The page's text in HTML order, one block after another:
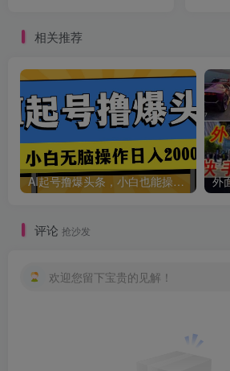
相关推荐
AI起号撸爆头条，小白也能操作，日入2000+
评论 抢沙发
欢迎您留下宝贵的见解！